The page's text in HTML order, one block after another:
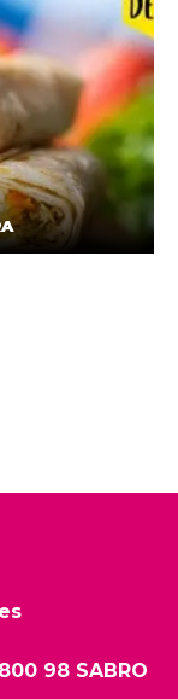
800 98 SABRO